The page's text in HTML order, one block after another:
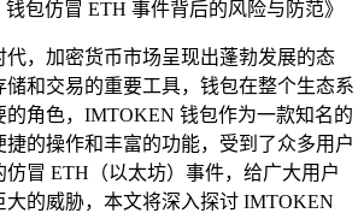
钱包仿冒 ETH 事件背后的风险与防范》
代，加密货币市场呈现出蓬勃发展的态
和交易的重要工具，钱包在整个生态系
的角色，IMTOKEN 钱包作为一款知名的
的操作和丰富的功能，受到了众多用户
冒 ETH（以太坊）事件，给广大用户
大的威胁，本文将深入探讨 IMTOKEN